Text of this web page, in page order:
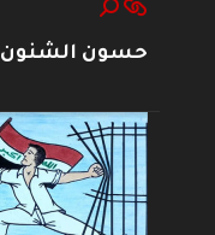
حسون الشنون